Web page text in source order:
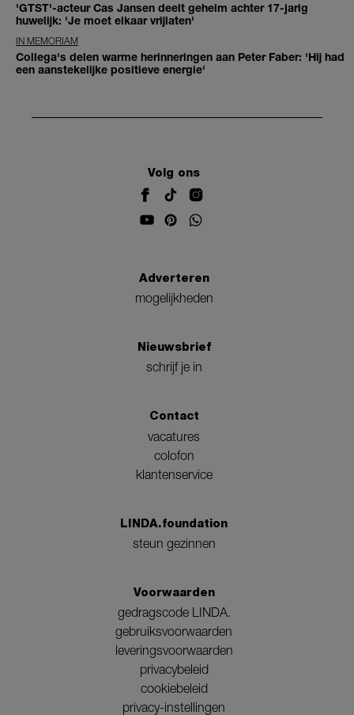
'GTST'-acteur Cas Jansen deelt geheim achter 17-jarig
huwelijk: 'Je moet elkaar vrijlaten'
IN MEMORIAM
Collega's delen warme herinneringen aan Peter Faber: 'Hij had
een aanstekelijke positieve energie'
Volg ons
Adverteren
mogelijkheden
Nieuwsbrief
schrijf je in
Contact
vacatures
colofon
klantenservice
LINDA.foundation
steun gezinnen
Voorwaarden
gedragscode LINDA.
gebruiksvoorwaarden
leveringsvoorwaarden
privacybeleid
cookiebeleid
privacy-instellingen